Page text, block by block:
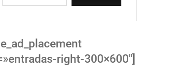
right-300×600″]